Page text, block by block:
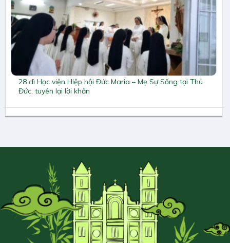
28 dì Học viện Hiệp hội Đức Maria – Mẹ Sự Sống tại Thủ
Đức, tuyên lại lời khấn